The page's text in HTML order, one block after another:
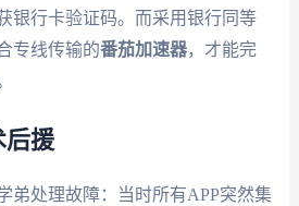
银行卡验证码。而采用银行同等
专线传输的番茄加速器，才能完
后援
弟处理故障：当时所有APP突然集